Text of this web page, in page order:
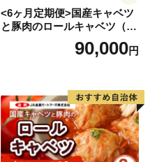
<6ヶ月定期便>国産キャベツ
と豚肉のロールキャベツ（6P
90,000円